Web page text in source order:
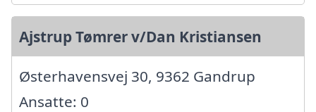
Ajstrup Tømrer v/Dan Kristiansen
Østerhavensvej 30, 9362 Gandrup
Ansatte: 0